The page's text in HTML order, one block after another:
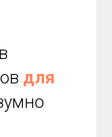
для